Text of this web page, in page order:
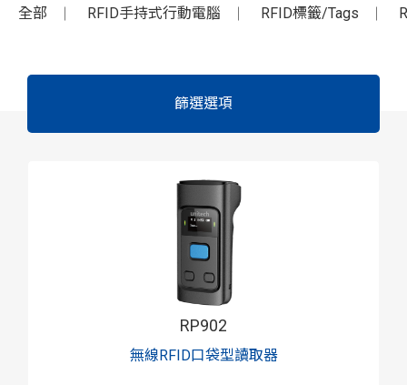
全部 RFID手持式行動電腦 RFID標籤/Tags
篩選選項
RP902
無線RFID口袋型讀取器